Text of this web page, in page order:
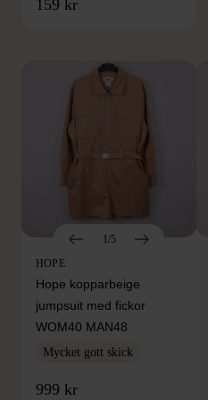
159 kr
1/5
HOPE
Hope kopparbeige
jumpsuit med fickor
WOM40 MAN48
Mycket gott skick
999 kr